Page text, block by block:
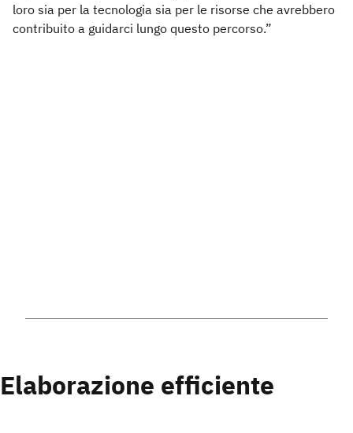
loro sia per la tecnologia sia per le risorse che avrebbero
contribuito a guidarci lungo questo percorso.”
Elaborazione efficiente